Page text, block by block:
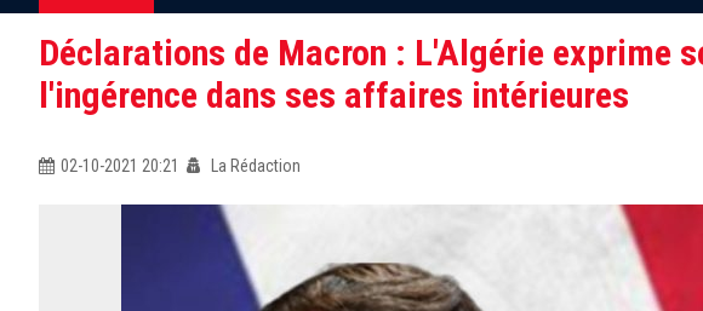
Déclarations de Macron : L'Algérie exprime
l'ingérence dans ses affaires intérieures
02-10-2021 20:21 La Rédaction